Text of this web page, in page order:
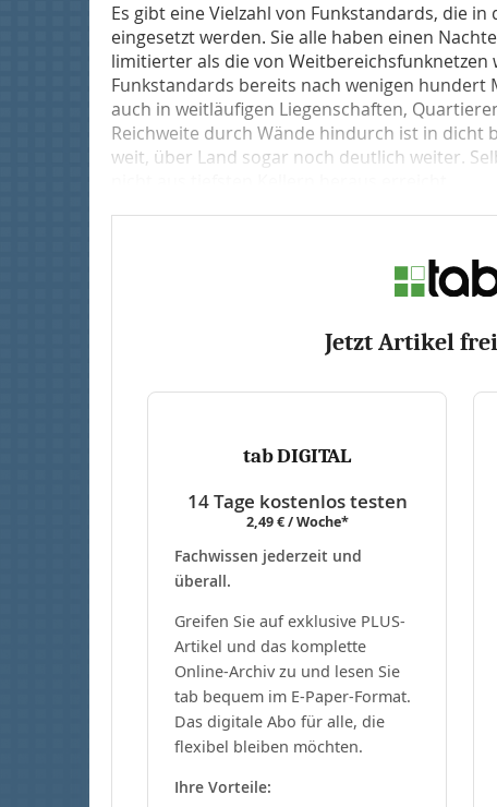
Es gibt eine Vielzahl von Funkstandards, die
eingesetzt werden. Sie alle haben einen
limitierter als die von Weitbereichsfunknetzen
Funkstandards bereits nach wenigen hundert
auch in weitläufigen Liegenschaften,
Reichweite durch Wände hindurch ist in dicht
weit, über Land sogar noch deutlich weiter.
Jetzt Artikel
tab DIGITAL
14 Tage kostenlos testen
2,49 € / Woche*
Fachwissen jederzeit und
überall.
Greifen Sie auf exklusive PLUS-
Artikel und das komplette
Online-Archiv zu und lesen Sie
tab bequem im E-Paper-Format.
Das digitale Abo für alle, die
flexibel bleiben möchten.
Ihre Vorteile: